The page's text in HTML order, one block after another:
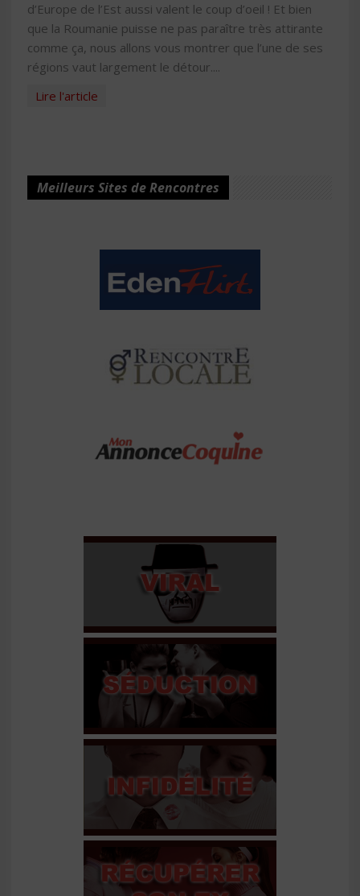
d’Europe de l’Est aussi valent le coup d’oeil ! Et bien
que la Roumanie puisse ne pas paraître très attirante
comme ça, nous allons vous montrer que l’une de ses
régions vaut largement le détour....
Lire l'article
Meilleurs Sites de Rencontres